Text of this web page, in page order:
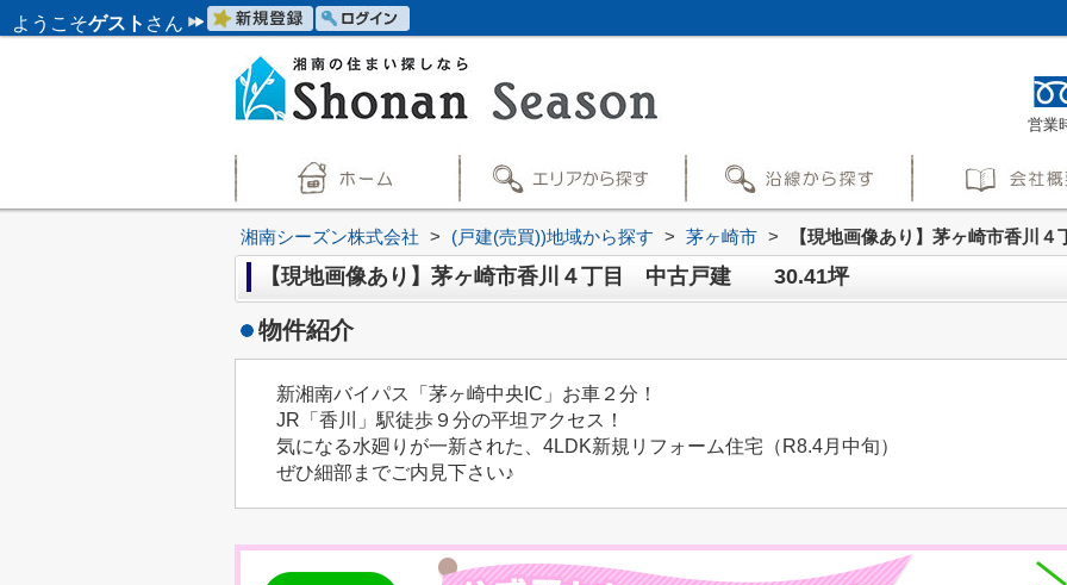
ようこそゲスト さん
営業
湘南シーズン株式会社 > (戸建(売買))地域から探す > 茅ヶ崎市 > 【現地画像あり】茅ヶ崎市香
【現地画像あり】茅ヶ崎市香川４丁目 中古戸建 30.41坪
物件紹介
新湘南バイパス「茅ヶ崎中央IC」お車２分！
JR「香川」駅徒歩９分の平坦アクセス！
気になる水廻りが一新された、4LDK新規リフォーム住宅（R8.4月中旬）
ぜひ細部までご内見下さい♪